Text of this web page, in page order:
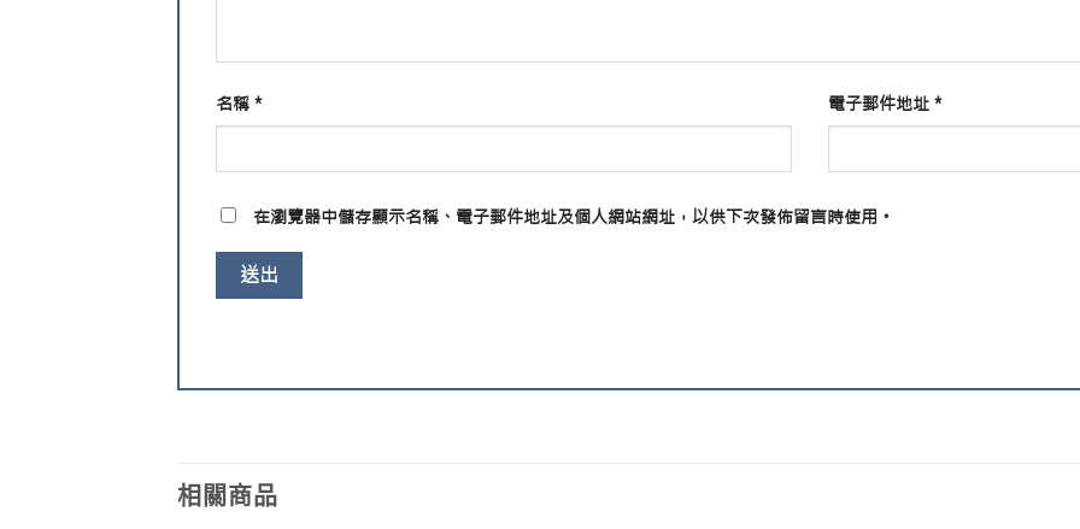
名稱 * 電子郵件地址 *
在瀏覽器中儲存顯示名稱、電子郵件地址及個人網站網址，以供下次發佈留言時使用。
相關商品